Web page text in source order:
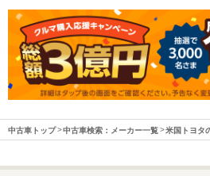
中古車トップ 中古車検索：メーカー一覧 米国トヨタ